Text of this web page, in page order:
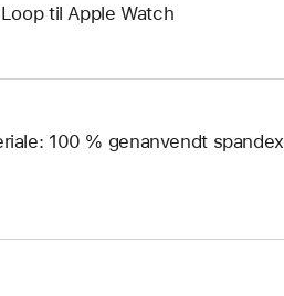
til Apple Watch
100 % genanvendt spandex